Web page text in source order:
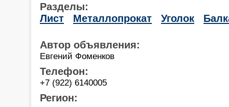
Разделы:
Лист
Металлопрокат Уголок
Автор объявления:
Евгений Фоменков
Телефон:
+7 (922) 6140005
Регион: